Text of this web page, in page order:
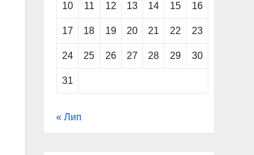
10 11 12 13 14 15 16
17 18 19 20 21 22 23
24 25 26 27 28 29 30
31
« Лип